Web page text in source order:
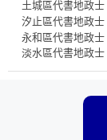
土城區代書地政士
汐止區代書地政士
永和區代書地政士
淡水區代書地政士